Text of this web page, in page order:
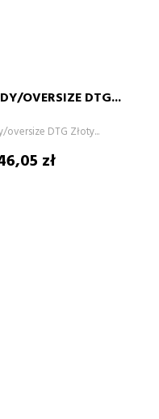
OVERSIZE DTG...
oversize DTG Złoty...
zł
+
DO KOSZYKA